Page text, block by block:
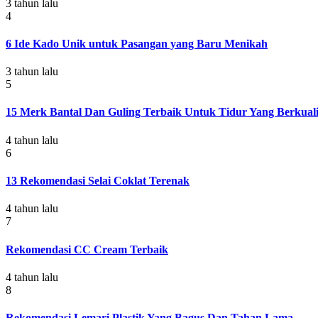
3 tahun lalu
4
6 Ide Kado Unik untuk Pasangan yang Baru Menikah
3 tahun lalu
5
15 Merk Bantal Dan Guling Terbaik Untuk Tidur Yang
4 tahun lalu
6
13 Rekomendasi Selai Coklat Terenak
4 tahun lalu
7
Rekomendasi CC Cream Terbaik
4 tahun lalu
8